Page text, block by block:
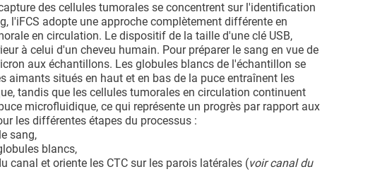
des cellules tumorales se concentrent sur l'identification
l'iFCS adopte une approche complètement différente en
en circulation. Le dispositif de la taille d'une clé USB,
à celui d'un cheveu humain. Pour préparer le sang en vue de
aux échantillons. Les globules blancs de l'échantillon se
aimants situés en haut et en bas de la puce entraînent les
tandis que les cellules tumorales en circulation continuent
microfluidique, ce qui représente un progrès par rapport aux
les différentes étapes du processus :
sang,
blancs,
canal et oriente les CTC sur les parois latérales (voir canal du